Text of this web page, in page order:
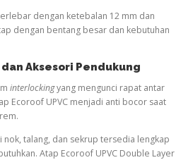
dengan ketebalan 12 mm dan
dengan bentang besar dan kebutuhan
Aksesori Pendukung
interlockingyang mengunci rapat antar
Ecoroof UPVC menjadi anti bocor saat
talang, dan sekrup tersedia lengkap
Atap Ecoroof UPVC Double Layer